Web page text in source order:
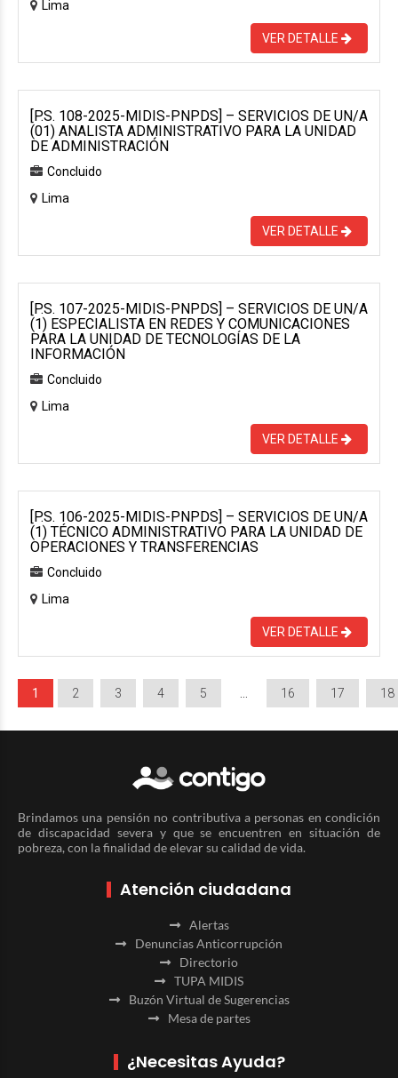
Lima
VER DETALLE
[P.S. 108-2025-MIDIS-PNPDS] – SERVICIOS DE UN/A
(01) ANALISTA ADMINISTRATIVO PARA LA UNIDAD
DE ADMINISTRACIÓN
Concluido
Lima
VER DETALLE
[P.S. 107-2025-MIDIS-PNPDS] – SERVICIOS DE UN/A
(1) ESPECIALISTA EN REDES Y COMUNICACIONES
PARA LA UNIDAD DE TECNOLOGÍAS DE LA
INFORMACIÓN
Concluido
Lima
VER DETALLE
[P.S. 106-2025-MIDIS-PNPDS] – SERVICIOS DE UN/A
(1) TÉCNICO ADMINISTRATIVO PARA LA UNIDAD DE
OPERACIONES Y TRANSFERENCIAS
Concluido
Lima
VER DETALLE
1 2 3 4 5 16 17 18
Brindamos una pensión no contributiva a personas en condición
de discapacidad severa y que se encuentren en situación de
pobreza, con la finalidad de elevar su calidad de vida.
Atención ciudadana
Alertas
Denuncias Anticorrupción
Directorio
TUPA MIDIS
Buzón Virtual de Sugerencias
Mesa de partes
¿Necesitas Ayuda?